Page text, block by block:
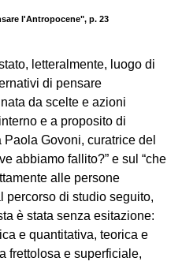
l'Antropocene", p. 23
letteralmente, luogo di
di pensare
da scelte e azioni
e a proposito di
Govoni, curatrice del
abbiamo fallito?” e sul “che
alle persone
percorso di studio seguito,
è stata senza esitazione:
e quantitativa, teorica e
frettolosa e superficiale,